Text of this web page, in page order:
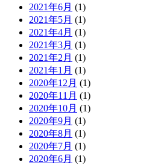
2021年6月 (1)
2021年5月 (1)
2021年4月 (1)
2021年3月 (1)
2021年2月 (1)
2021年1月 (1)
2020年12月 (1)
2020年11月 (1)
2020年10月 (1)
2020年9月 (1)
2020年8月 (1)
2020年7月 (1)
2020年6月 (1)